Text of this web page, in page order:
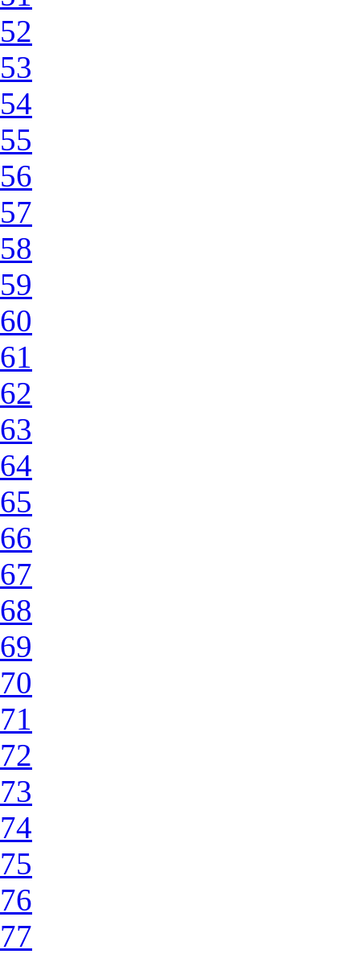
52
53
54
55
56
57
58
59
60
61
62
63
64
65
66
67
68
69
70
71
72
73
74
75
76
77